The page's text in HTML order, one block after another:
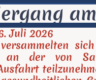
Juli 2026
an der von